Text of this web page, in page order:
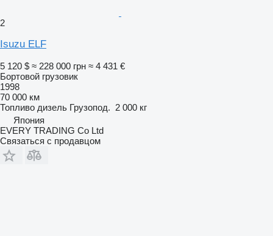
2
Isuzu ELF
5 120 $ ≈ 228 000 грн ≈ 4 431 €
Бортовой грузовик
1998
70 000 км
Топливо дизель Грузопод. 2 000 кг
Япония
EVERY TRADING Co Ltd
Связаться с продавцом